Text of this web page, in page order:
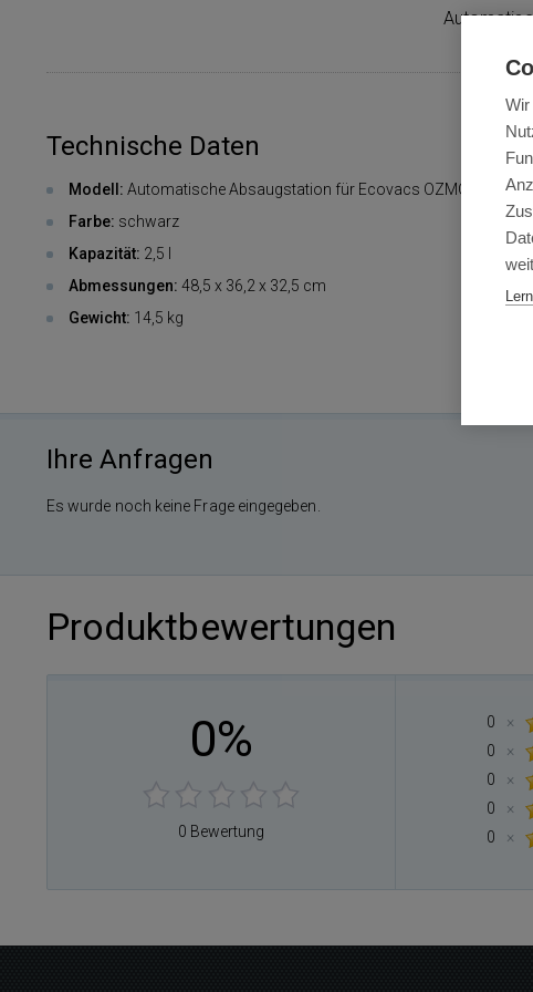
Technische Daten
Modell: Automatische Absaugstation für Ecovacs OZMO T8 -
Farbe: schwarz
Kapazität: 2,5 l
Abmessungen: 48,5 x 36,2 x 32,5 cm
Gewicht: 14,5 kg
Ihre Anfragen
Es wurde noch keine Frage eingegeben.
Produktbewertungen
0%
0 Bewertung
0
×
0
×
0
×
0
×
0
×